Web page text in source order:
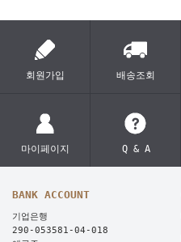
회원가입 배송조회
마이페이지 Q & A
BANK ACCOUNT
기업은행
290-053581-04-018